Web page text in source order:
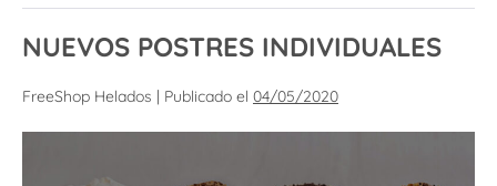
NUEVOS POSTRES INDIVIDUALES
FreeShop Helados Publicado el 04/05/2020